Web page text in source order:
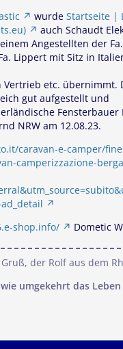
wurde Startseite |
auch Schaudt
Angestellten der
Lippert mit Sitz in
etc. übernimmt.
gut aufgestellt und
Fensterbauer
NRW am 12.08.23.
caravan-e-camper/
camperizzazione-
shop.info/
Dometic
der Rolf aus dem
umgekehrt das Leben